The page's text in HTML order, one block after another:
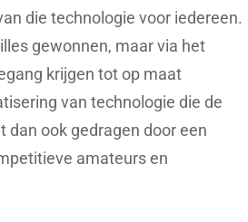
die technologie voor iedereen.
gewonnen, maar via het
krijgen tot op maat
van technologie die de
dan ook gedragen door een
amateurs en